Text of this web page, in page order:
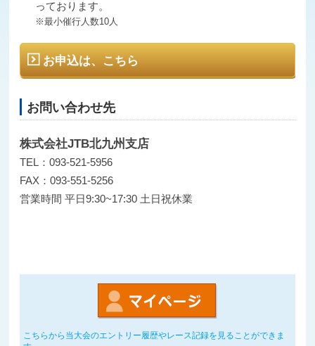
っております。
※最小催行人数10人
お申込は、こちら
お問い合わせ先
株式会社JTB北九州支店
TEL：093-521-5956
FAX：093-551-5256
営業時間 平日9:30~17:30 土日祝休業
こちらから当大会のエントリー履歴やレース記録を見ることができま